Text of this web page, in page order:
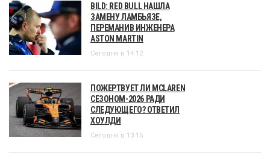
BILD: RED BULL НАШЛА
ЗАМЕНУ ЛАМБЬЯЗЕ,
ПЕРЕМАНИВ ИНЖЕНЕРА
ASTON MARTIN
Сегодня в 14:12
ПОЖЕРТВУЕТ ЛИ MCLAREN
СЕЗОНОМ-2026 РАДИ
СЛЕДУЮЩЕГО? ОТВЕТИЛ
ХОУЛДИ
Сегодня в 13:15